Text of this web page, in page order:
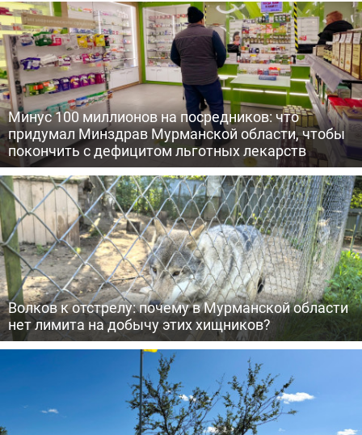
Минус 100 миллионов на посредников: что
придумал Минздрав Мурманской области, чтобы
покончить с дефицитом льготных лекарств
Волков к отстрелу: почему в Мурманской области
нет лимита на добычу этих хищников?